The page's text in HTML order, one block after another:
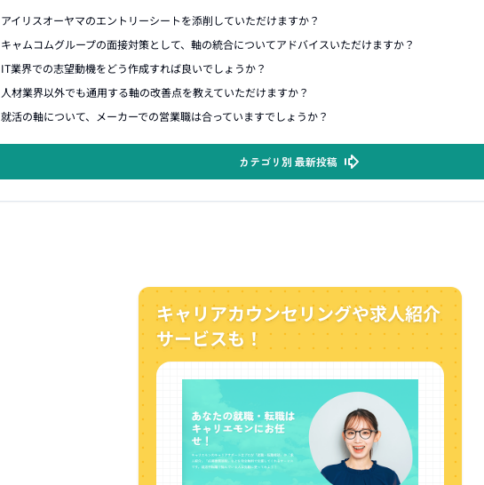
アイリスオーヤマのエントリーシートを添削していただけますか？
キャムコムグループの面接対策として、軸の統合についてアドバイスいただけますか？
IT業界での志望動機をどう作成すれば良いでしょうか？
人材業界以外でも通用する軸の改善点を教えていただけますか？
就活の軸について、メーカーでの営業職は合っていますでしょうか？
カテゴリ別 最新投稿
キャリアカウンセリングや求人紹介
サービスも！